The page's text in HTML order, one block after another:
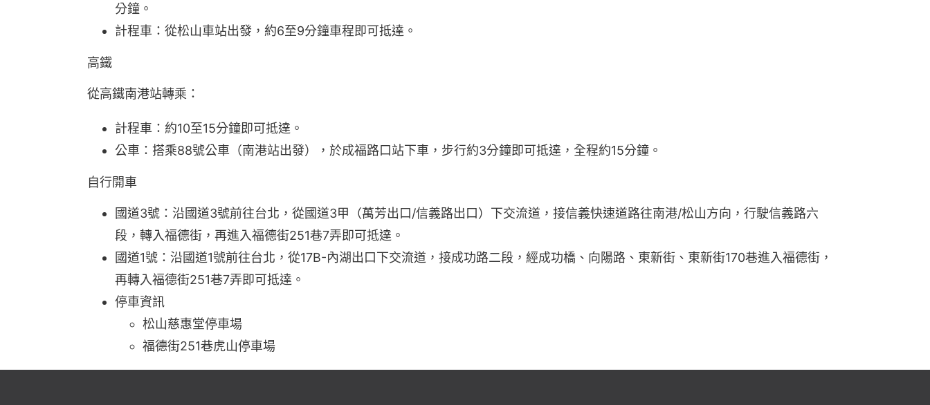
分鐘。
計程車：從松山車站出發，約6至9分鐘車程即可抵達。
高鐵
從高鐵南港站轉乘：
計程車：約10至15分鐘即可抵達。
公車：搭乘88號公車（南港站出發），於成福路口站下車，步行約3分鐘即可抵達，全程約15分鐘。
自行開車
國道3號：沿國道3號前往台北，從國道3甲（萬芳出口/信義路出口）下交流道，接信義快速道路往南港/松山方向，行駛信義路六
段，轉入福德街，再進入福德街251巷7弄即可抵達。
國道1號：沿國道1號前往台北，從17B-內湖出口下交流道，接成功路二段，經成功橋、向陽路、東新街、東新街170巷進入福德街，
再轉入福德街251巷7弄即可抵達。
停車資訊
松山慈惠堂停車場
福德街251巷虎山停車場